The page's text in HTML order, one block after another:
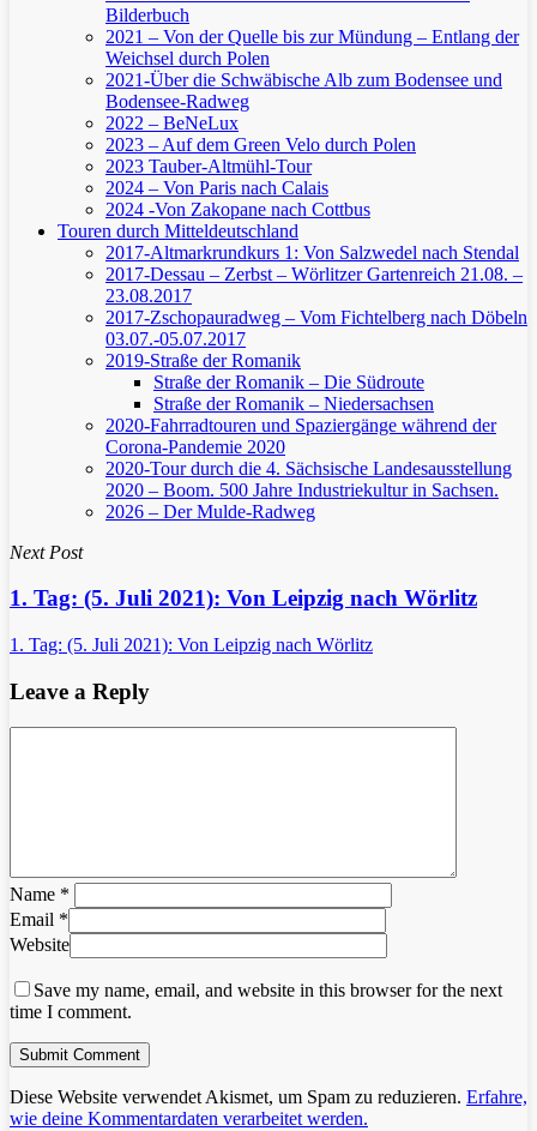
Bilderbuch
2021 – Von der Quelle bis zur Mündung – Entlang der
Weichsel durch Polen
2021-Über die Schwäbische Alb zum Bodensee und
Bodensee-Radweg
2022 – BeNeLux
2023 – Auf dem Green Velo durch Polen
2023 Tauber-Altmühl-Tour
2024 – Von Paris nach Calais
2024 -Von Zakopane nach Cottbus
Touren durch Mitteldeutschland
2017-Altmarkrundkurs 1: Von Salzwedel nach Stendal
2017-Dessau – Zerbst – Wörlitzer Gartenreich 21.08. –
23.08.2017
2017-Zschopauradweg – Vom Fichtelberg nach Döbeln
03.07.-05.07.2017
2019-Straße der Romanik
Straße der Romanik – Die Südroute
Straße der Romanik – Niedersachsen
2020-Fahrradtouren und Spaziergänge während der
Corona-Pandemie 2020
2020-Tour durch die 4. Sächsische Landesausstellung
2020 – Boom. 500 Jahre Industriekultur in Sachsen.
2026 – Der Mulde-Radweg
Next Post
1. Tag: (5. Juli 2021): Von Leipzig nach Wörlitz
1. Tag: (5. Juli 2021): Von Leipzig nach Wörlitz
Leave a Reply
Name *
Email *
Website
Save my name, email, and website in this browser for the next
time I comment.
Diese Website verwendet Akismet, um Spam zu reduzieren. Erfahre,
wie deine Kommentardaten verarbeitet werden.